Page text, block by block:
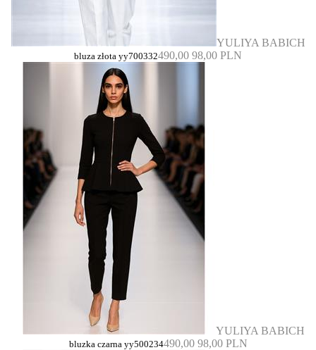
YULIYA BABICH
bluza złota yy700332490,00 98,00 PLN
YULIYA BABICH
bluzka czarna yy500234490,00 98,00 PLN